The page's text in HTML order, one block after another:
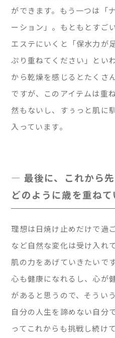
ができます。もう一つは「
ーション」。もともとすご
エステにいくと「保水力が
ぷり重ねてください」とい
から乾燥を感じるとたくさ
ですが、このアイテムは重
然もないし、すぅっと肌に
入っています。
— 最後に、これから先
どのように歳を重ね
理想は日焼け止めだけで過
など自然な変化は受け入れ
肌の力をあげていきたいで
心も健康になれるし、心が
があると思うので、そうい
自分の人生を諦めない自分
ってこれからも挑戦し続け